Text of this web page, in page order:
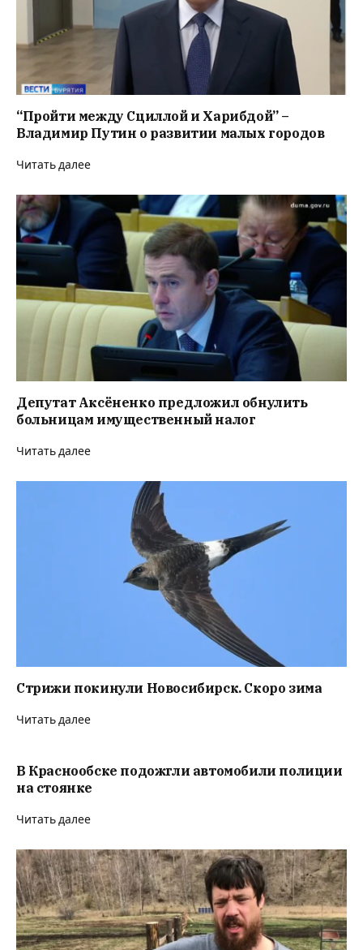
“Пройти между Сциллой и Харибдой” –
Владимир Путин о развитии малых городов
Читать далее
Депутат Аксёненко предложил обнулить
больницам имущественный налог
Читать далее
Стрижи покинули Новосибирск. Скоро зима
Читать далее
В Краснообске подожгли автомобили полиции
на стоянке
Читать далее